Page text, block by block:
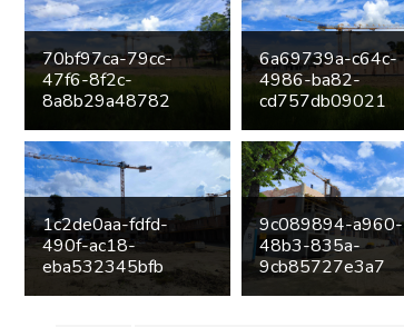
70bf97ca-79cc-
47f6-8f2c-
8a8b29a48782
6a69739a-c64c-
4986-ba82-
cd757db09021
1c2de0aa-fdfd-
490f-ac18-
eba532345bfb
9c089894-a960-
48b3-835a-
9cb85727e3a7